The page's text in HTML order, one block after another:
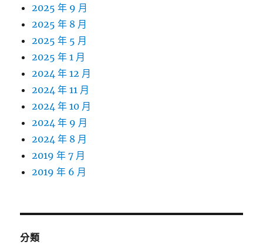
2025 年 9 月
2025 年 8 月
2025 年 5 月
2025 年 1 月
2024 年 12 月
2024 年 11 月
2024 年 10 月
2024 年 9 月
2024 年 8 月
2019 年 7 月
2019 年 6 月
分類